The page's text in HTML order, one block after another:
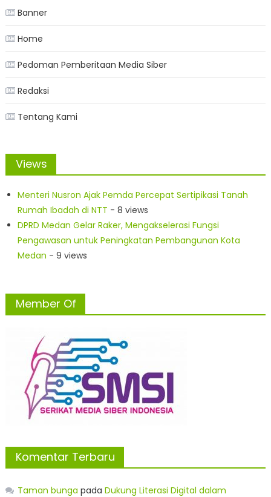
Banner
Home
Pedoman Pemberitaan Media Siber
Redaksi
Tentang Kami
Views
Menteri Nusron Ajak Pemda Percepat Sertipikasi Tanah
Rumah Ibadah di NTT - 8 views
DPRD Medan Gelar Raker, Mengakselerasi Fungsi
Pengawasan untuk Peningkatan Pembangunan Kota
Medan - 9 views
Member Of
Komentar Terbaru
Taman bunga pada Dukung Literasi Digital dalam